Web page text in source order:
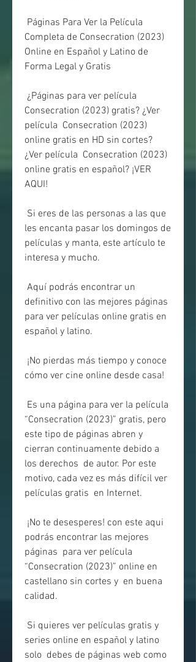
Completa de Consecration (2023)
Online en Español y Latino de
Forma Legal y Gratis
Consecration (2023) gratis? ¿Ver
película  Consecration (2023)
online gratis en HD sin cortes?
¿Ver película  Consecration (2023)
online gratis en español? ¡VER
AQUI!
les encanta pasar los domingos de
películas y manta, este artículo te
interesa y mucho.
definitivo con las mejores páginas
para ver películas online gratis en
español y latino.
cómo ver cine online desde casa!
“Consecration (2023)” gratis, pero
este tipo de páginas abren y
cierran continuamente debido a
los derechos  de autor. Por este
motivo, cada vez es más difícil ver
películas gratis  en Internet.
podrás encontrar las mejores
páginas  para ver película
“Consecration (2023)” online en
castellano sin cortes y  en buena
calidad.
series online en español y latino
solo  debes de páginas web como